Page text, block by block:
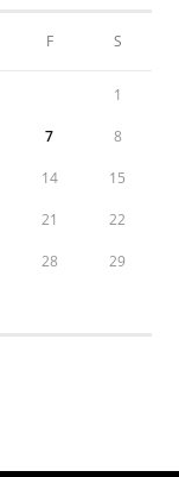
F S
1
7 8
14 15
21 22
28 29